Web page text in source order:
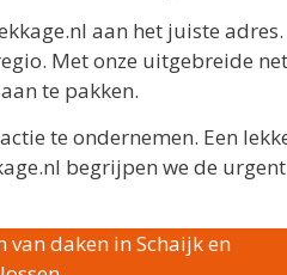
aan het juiste adres.
Met onze uitgebreide
te pakken.
te ondernemen. Een
begrijpen we de
daken in Schaijk en